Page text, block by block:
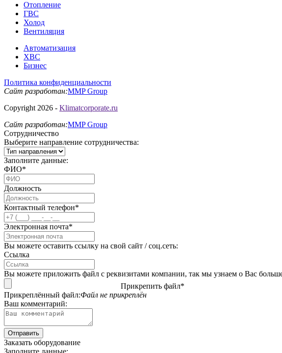
Отопление
ГВС
Холод
Вентиляция
Автоматизация
ХВС
Бизнес
Политика конфиденциальности
Сайт разработан:MMP Group
Copyright 2026 - Klimatcorporate.ru
Сайт разработан:MMP Group
Сотрудничество
Выберите направление сотрудничества:
Заполните данные:
ФИО*
Должность
Контактный телефон*
Электронная почта*
Вы можете оставить ссылку на свой сайт / соц.сеть:
Ссылка
Вы можете приложить файл с реквизитами компании, так мы узнаем о Вас
Прикрепить файл*
Прикреплённый файл:Файл не прикреплён
Ваш комментарий:
Заказать оборудование
Заполните данные: